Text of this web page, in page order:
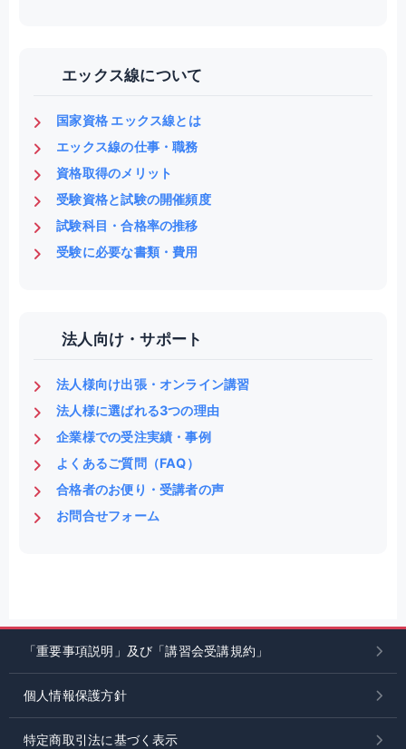
エックス線について
国家資格 エックス線とは
エックス線の仕事・職務
資格取得のメリット
受験資格と試験の開催頻度
試験科目・合格率の推移
受験に必要な書類・費用
法人向け・サポート
法人様向け出張・オンライン講習
法人様に選ばれる3つの理由
企業様での受注実績・事例
よくあるご質問（FAQ）
合格者のお便り・受講者の声
お問合せフォーム
「重要事項説明」及び「講習会受講規約」
個人情報保護方針
特定商取引法に基づく表示